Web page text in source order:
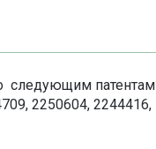
следующим патентам
2250604, 2244416,